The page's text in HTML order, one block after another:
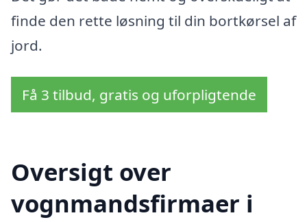
finde den rette løsning til din bortkørsel af
jord.
Få 3 tilbud, gratis og uforpligtende
Oversigt over
vognmandsfirmaer i